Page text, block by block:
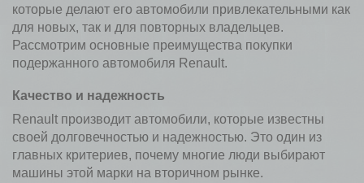
которые делают его автомобили привлекательными как
для новых, так и для повторных владельцев.
Рассмотрим основные преимущества покупки
подержанного автомобиля Renault.
Качество и надежность
Renault производит автомобили, которые известны
своей долговечностью и надежностью. Это один из
главных критериев, почему многие люди выбирают
машины этой марки на вторичном рынке.